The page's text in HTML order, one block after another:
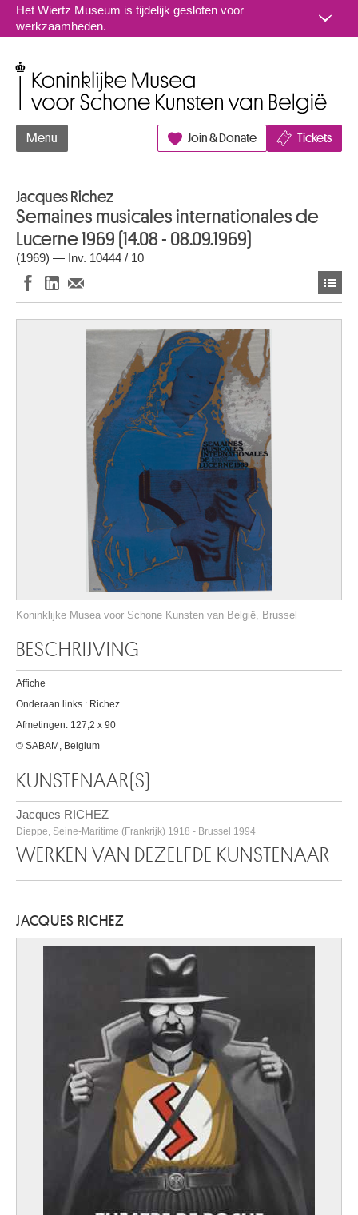
Naar inhoud
Het Wiertz Museum is tijdelijk gesloten voor
werkzaamheden.
Menu Join & Donate Tickets
Jacques Richez
Semaines musicales internationales de
Lucerne 1969 (14.08 - 08.09.1969)
(1969) — Inv. 10444 / 10
Koninklijke Musea voor Schone Kunsten van België, Brussel
BESCHRIJVING
Affiche
Onderaan links : Richez
Afmetingen: 127,2 x 90
© SABAM, Belgium
KUNSTENAAR(S)
Jacques RICHEZ
Dieppe, Seine-Maritime (Frankrijk) 1918 - Brussel 1994
WERKEN VAN DEZELFDE KUNSTENAAR
JACQUES RICHEZ